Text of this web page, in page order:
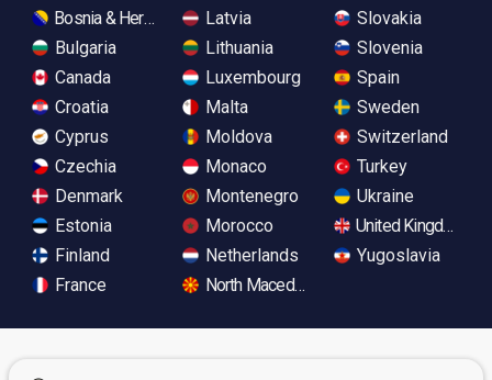
Bosnia & Herzegovina
Bulgaria
Canada
Croatia
Cyprus
Czechia
Denmark
Estonia
Finland
France
Latvia
Lithuania
Luxembourg
Malta
Moldova
Monaco
Montenegro
Morocco
Netherlands
North Macedonia
Slovakia
Slovenia
Spain
Sweden
Switzerland
Turkey
Ukraine
United Kingdom
Yugoslavia